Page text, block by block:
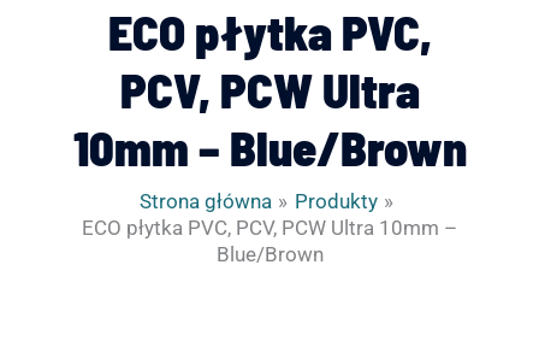
ECO płytka PVC,
PCV, PCW Ultra
10mm – Blue/Brown
Strona główna
Produkty
ECO płytka PVC, PCV, PCW Ultra 10mm –
Blue/Brown